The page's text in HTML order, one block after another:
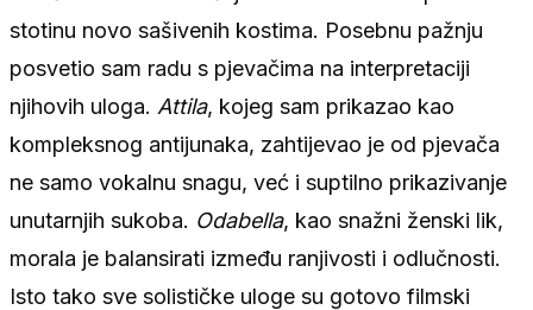
stotinu novo sašivenih kostima. Posebnu pažnju
posvetio sam radu s pjevačima na interpretaciji
njihovih uloga. Attila, kojeg sam prikazao kao
kompleksnog antijunaka, zahtijevao je od pjevača
ne samo vokalnu snagu, već i suptilno prikazivanje
unutarnjih sukoba. Odabella, kao snažni ženski lik,
morala je balansirati između ranjivosti i odlučnosti.
Isto tako sve solističke uloge su gotovo filmski